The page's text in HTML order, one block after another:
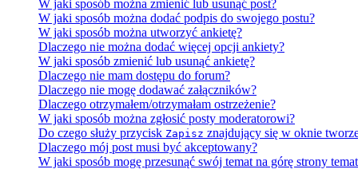
W jaki sposób można zmienić lub usunąć post?
W jaki sposób można dodać podpis do swojego postu?
W jaki sposób można utworzyć ankietę?
Dlaczego nie można dodać więcej opcji ankiety?
W jaki sposób zmienić lub usunąć ankietę?
Dlaczego nie mam dostępu do forum?
Dlaczego nie mogę dodawać załączników?
Dlaczego otrzymałem/otrzymałam ostrzeżenie?
W jaki sposób można zgłosić posty moderatorowi?
Do czego służy przycisk Zapisz znajdujący się w oknie
Dlaczego mój post musi być akceptowany?
W jaki sposób mogę przesunąć swój temat na górę strony